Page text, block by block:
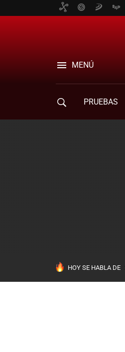
MENÚ
PRUEBAS
HOY SE HABLA DE